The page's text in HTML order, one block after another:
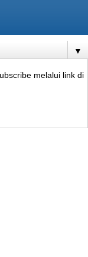
▼
melalui link di